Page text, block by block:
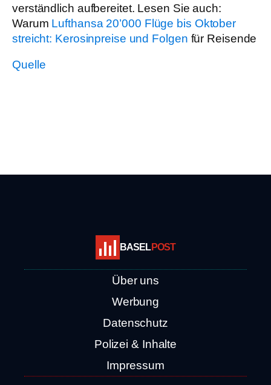
verständlich aufbereitet. Lesen Sie auch:
Warum Lufthansa 20’000 Flüge bis Oktober
streicht: Kerosinpreise und Folgen für Reisende
Quelle
BASELPOST
Über uns
Werbung
Datenschutz
Polizei & Inhalte
Impressum